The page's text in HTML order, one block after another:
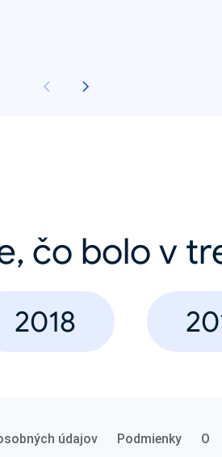
čo bolo v
2018
údajov Podmienky O